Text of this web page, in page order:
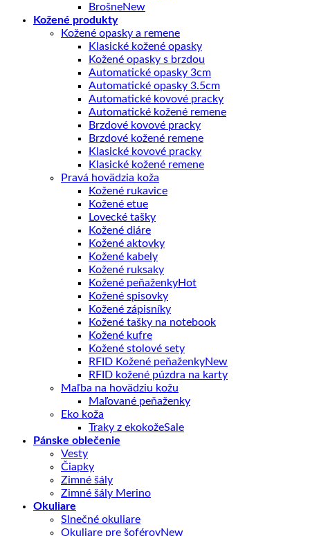
Brošne
Kožené produkty
Kožené opasky a remene
Klasické kožené opasky
Kožené opasky s brzdou
Automatické opasky 3cm
Automatické opasky 3.5cm
Automatické kovové pracky
Automatické kožené remene
Brzdové kovové pracky
Brzdové kožené remene
Klasické kovové pracky
Klasické kožené remene
Pravá hovädzia koža
Kožené rukavice
Kožené etue
Lovecké tašky
Kožené diáre
Kožené aktovky
Kožené kabely
Kožené ruksaky
Kožené peňaženky
Kožené spisovky
Kožené zápisníky
Kožené tašky na notebook
Kožené kufre
Kožené stolové sety
RFID Kožené peňaženky
RFID kožené púzdra na karty
Maľba na hovädziu kožu
Maľované peňaženky
Eko koža
Traky z ekokože
Pánske oblečenie
Vesty
Čiapky
Zimné šály
Zimné šály Merino
Okuliare
Slnečné okuliare
Okuliare pre šoférov